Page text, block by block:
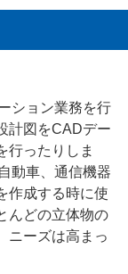
ション業務を行
計図をCADデー
行ったりしま
動車、通信機器
作成する時に使
んどの立体物の
ニーズは高まっ